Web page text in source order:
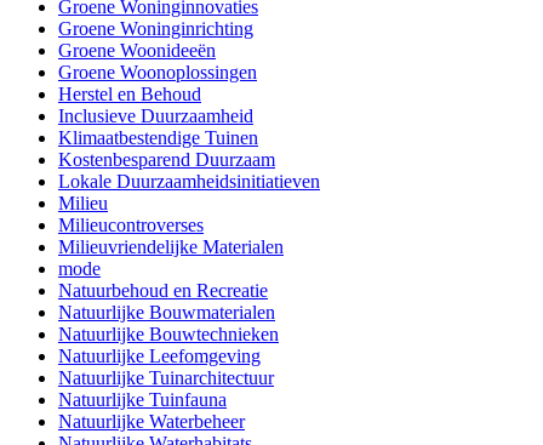
Groene Woninginnovaties
Groene Woninginrichting
Groene Woonideeën
Groene Woonoplossingen
Herstel en Behoud
Inclusieve Duurzaamheid
Klimaatbestendige Tuinen
Kostenbesparend Duurzaam
Lokale Duurzaamheidsinitiatieven
Milieu
Milieucontroverses
Milieuvriendelijke Materialen
mode
Natuurbehoud en Recreatie
Natuurlijke Bouwmaterialen
Natuurlijke Bouwtechnieken
Natuurlijke Leefomgeving
Natuurlijke Tuinarchitectuur
Natuurlijke Tuinfauna
Natuurlijke Waterbeheer